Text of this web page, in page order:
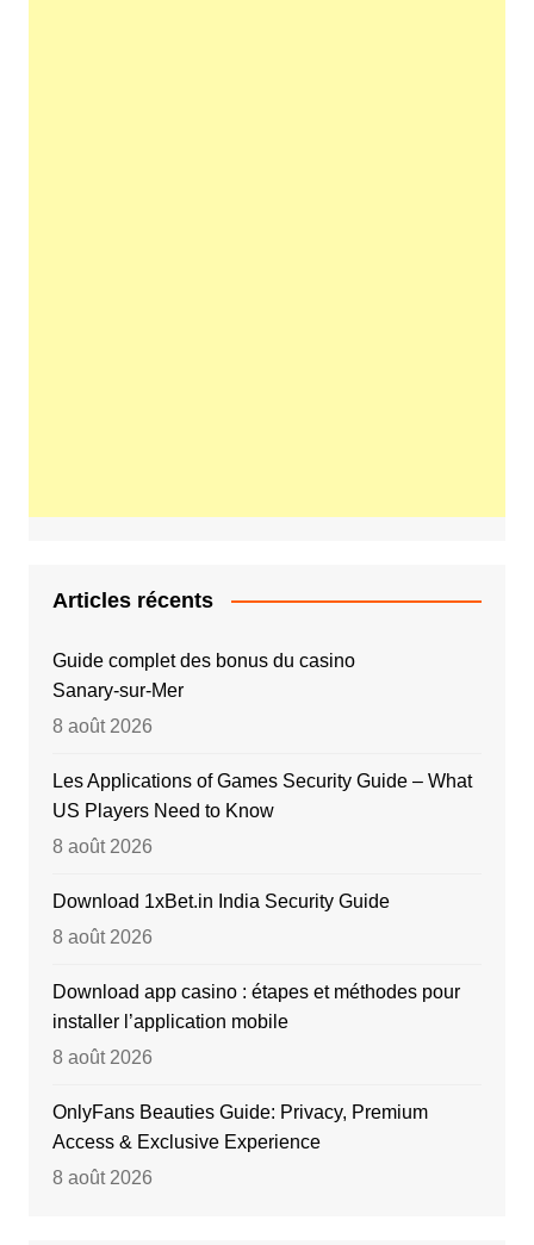
Articles récents
Guide complet des bonus du casino
Sanary‑sur‑Mer
8 août 2026
Les Applications of Games Security Guide – What
US Players Need to Know
8 août 2026
Download 1xBet.in India Security Guide
8 août 2026
Download app casino : étapes et méthodes pour
installer l’application mobile
8 août 2026
OnlyFans Beauties Guide: Privacy, Premium
Access & Exclusive Experience
8 août 2026